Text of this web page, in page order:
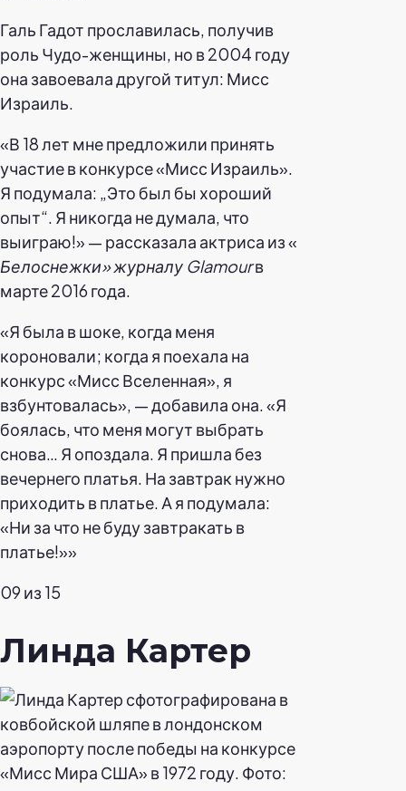
Галь Гадот прославилась, получив
роль Чудо-женщины, но в 2004 году
она завоевала другой титул: Мисс
Израиль.
«В 18 лет мне предложили принять
участие в конкурсе «Мисс Израиль».
Я подумала: „Это был бы хороший
опыт“. Я никогда не думала, что
выиграю!» — рассказала актриса из «
Белоснежки»журналу Glamourв
марте 2016 года.
«Я была в шоке, когда меня
короновали; когда я поехала на
конкурс «Мисс Вселенная», я
взбунтовалась», — добавила она. «Я
боялась, что меня могут выбрать
снова… Я опоздала. Я пришла без
вечернего платья. На завтрак нужно
приходить в платье. А я подумала:
«Ни за что не буду завтракать в
платье!»»
09 из 15
Линда Картер